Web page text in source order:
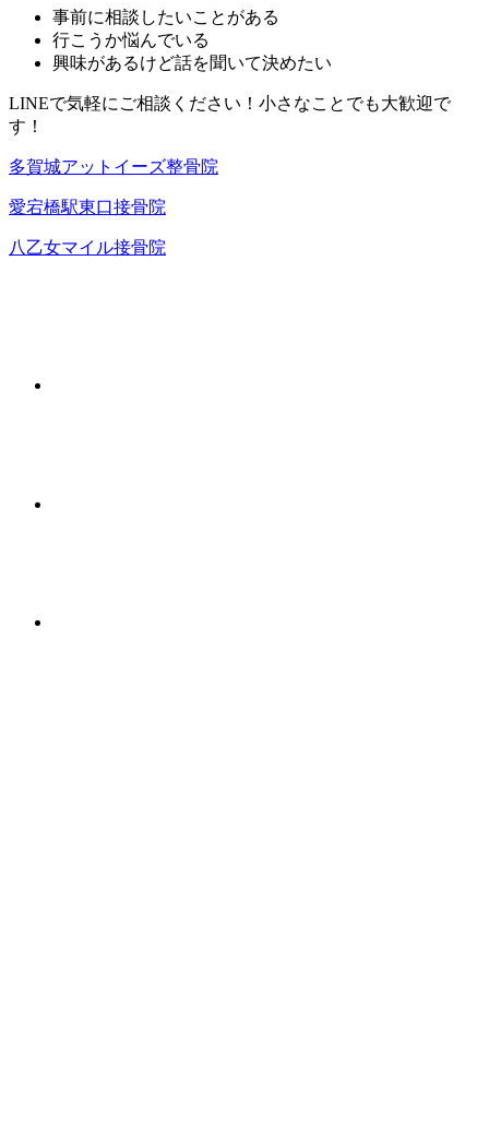
事前に相談したいことがある
行こうか悩んでいる
興味があるけど話を聞いて決めたい
LINEで気軽にご相談ください！小さなことでも大歓迎で
す！
多賀城アットイーズ整骨院
愛宕橋駅東口接骨院
八乙女マイル接骨院